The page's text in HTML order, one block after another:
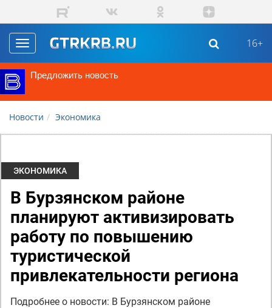
Перейти к основному содержанию
Toggle
navigation
16+
Предложить новость
Новости Экономика
ЭКОНОМИКА
В Бурзянском районе
планируют активизировать
работу по повышению
туристической
привлекательности региона
Подробнее о новости: В Бурзянском районе